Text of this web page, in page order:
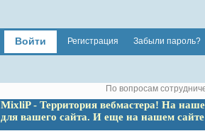
Войти Регистрация Забыли пароль?
По вопросам
MixliP - Территория вебмастера! На
для вашего сайта. И еще на нашем